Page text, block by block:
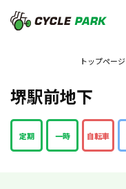
トップページ
堺駅前地下
定期 一時 自転車